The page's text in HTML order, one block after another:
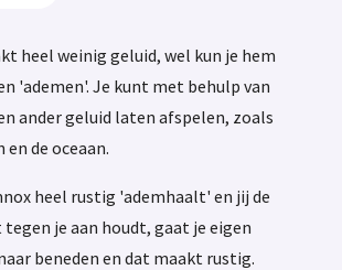
heel weinig geluid, wel kun je hem
'ademen'. Je kunt met behulp van
ander geluid laten afspelen, zoals
en de oceaan.
heel rustig 'ademhaalt' en jij de
je aan houdt, gaat je eigen
beneden en dat maakt rustig.